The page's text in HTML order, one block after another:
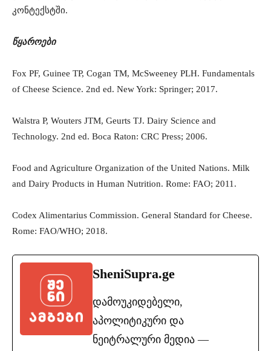
კონტექსტში.
წყაროები
Fox PF, Guinee TP, Cogan TM, McSweeney PLH. Fundamentals
of Cheese Science. 2nd ed. New York: Springer; 2017.
Walstra P, Wouters JTM, Geurts TJ. Dairy Science and
Technology. 2nd ed. Boca Raton: CRC Press; 2006.
Food and Agriculture Organization of the United Nations. Milk
and Dairy Products in Human Nutrition. Rome: FAO; 2011.
Codex Alimentarius Commission. General Standard for Cheese.
Rome: FAO/WHO; 2018.
SheniSupra.ge
დამოუკიდებელი,
აპოლიტიკური და
ნეიტრალური მედია —